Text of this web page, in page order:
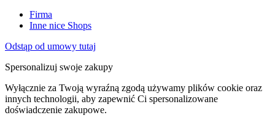
Firma
Inne nice Shops
Odstąp od umowy tutaj
Spersonalizuj swoje zakupy
Wyłącznie za Twoją wyraźną zgodą używamy plików cookie oraz
innych technologii, aby zapewnić Ci spersonalizowane
doświadczenie zakupowe.